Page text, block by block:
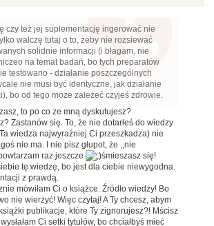
czy też jej suplementację ingerować nie
walczę tutaj o to, żeby nie rozsiewać
solidnie informacji (i błagam, nie
na temat badań, bo tych preparatów
testowano - działanie poszczególnych
nie musi być identyczne, jak działanie
bo od tego może zależeć czyjeś zdrowie.
to po co ze mną dyskutujesz?
Zastanów się. To, że nie dotarłeś do wiedzy
wiedza najwyraźniej Ci przeszkadza) nie
nie ma. I nie pisz głupot, że ,,nie
raz jeszcze
śmieszasz się!
tę wiedzę, bo jest dla ciebie niewygodna.
z prawdą.
mówiłam Ci o książce. Źródło wiedzy! Bo
nie wierzyć! Więc czytaj! A Ty chcesz, abym
publikacje, które Ty zignorujesz?! Mścisz
Ci setki tytułów, bo chciałbyś mieć